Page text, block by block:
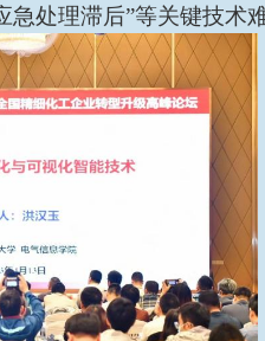
处理滞后”等关键技术